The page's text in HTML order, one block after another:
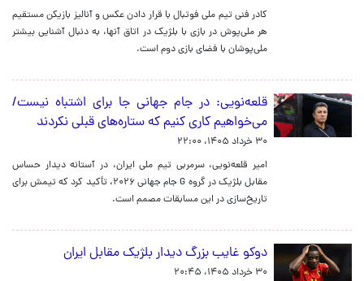
کادر فنی تیم ملی فوتبال با قرار دادن عکس و آنالیز بازیکن مستقیم
هر ملی‌پوش در بازی با بلژیک در اتاق آنها، به دنبال آشنایی بیشتر
ملی‌پوشان با فضای بازی دوم است.
قلعه‌نویی: در جام جهانی جا برای اشتباه نیست/
می‌خواهیم کاری کنیم که ستاره‌های قبلی نکردند
۳۰ خرداد ۱۴۰۵، ۲۲:۰۰
امیر قلعه‌نویی، سرمربی تیم ملی ایران، در آستانه دیدار حساس
مقابل بلژیک در گروه G جام جهانی ۲۰۲۶، تأکید کرد که تیمش برای
تاریخ‌سازی در این مسابقات مصمم است.
دوکو غایب بزرگ دیدار بلژیک مقابل ایران
۳۰ خرداد ۱۴۰۵، ۲۰:۴۵